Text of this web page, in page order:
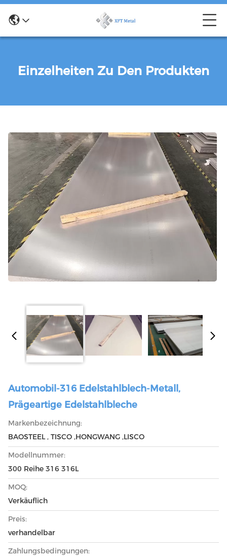
Einzelheiten Zu Den Produkten
Automobil-316 Edelstahlblech-Metall,
Prägeartige Edelstahlbleche
Markenbezeichnung:
BAOSTEEL , TISCO ,HONGWANG ,LISCO
Modellnummer:
300 Reihe 316 316L
MOQ:
Verkäuflich
Preis:
verhandelbar
Zahlungsbedingungen: